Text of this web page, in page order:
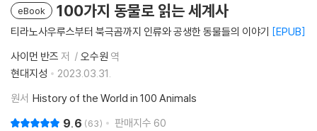
eBook 100가지 동물로 읽는 세계사
티라노사우루스부터 북극곰까지 인류와 공생한 동물들의 이야기 EPUB
사이먼 반즈 저 오수원 역
현대지성
2023.03.31.
원서 History of the World in 100 Animals
9.6 63 판매지수 60